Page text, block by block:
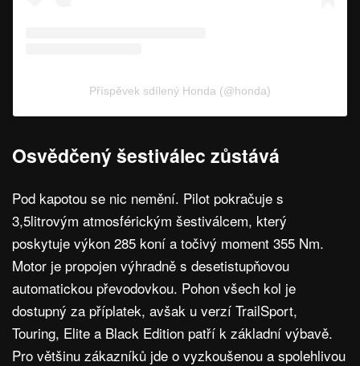
Příspěvek sdílený Honda (@honda)
Osvědčený šestiválec zůstává
Pod kapotou se nic nemění. Pilot pokračuje s
3,5litrovým atmosférickým šestiválcem, který
poskytuje výkon 285 koní a točivý moment 355 Nm.
Motor je propojen výhradně s desetistupňovou
automatickou převodovkou. Pohon všech kol je
dostupný za příplatek, avšak u verzí TrailSport,
Touring, Elite a Black Edition patří k základní výbavě.
Pro většinu zákazníků jde o vyzkoušenou a spolehlivou